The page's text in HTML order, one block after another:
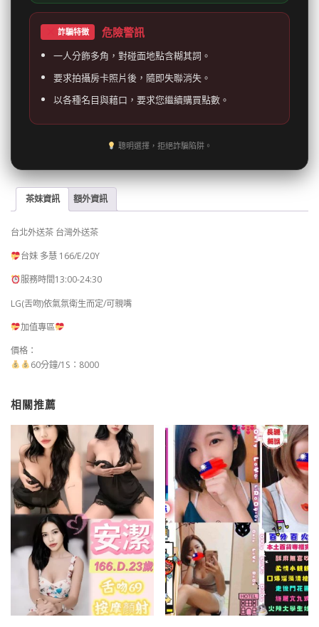
詐騙特徵 危險警訊
一人分飾多角，對碰面地點含糊其詞。
要求拍攝房卡照片後，隨即失聯消失。
以各種名目與藉口，要求您繼續購買點數。
聰明選擇，拒絕詐騙陷阱。
茶妹資訊 額外資訊
台北外送茶 台灣外送茶
台妹 多慧 166/E/20Y
服務時間13:00-24:30
LG(舌吻)依氣氛衛生而定/可親嘴
加值專區
價格：
60分鐘/1S：8000
相關推薦